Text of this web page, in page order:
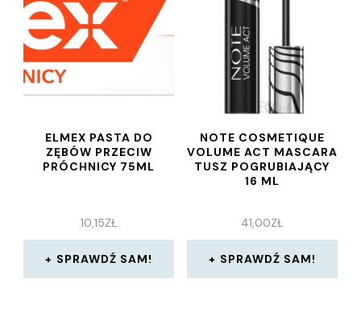
ELMEX PASTA DO
ZĘBÓW PRZECIW
PRÓCHNICY 75ML
10,15ZŁ
SPRAWDŹ SAM!
NOTE COSMETIQUE
VOLUME ACT MASCARA
TUSZ POGRUBIAJĄCY
16 ML
41,00ZŁ
SPRAWDŹ SAM!